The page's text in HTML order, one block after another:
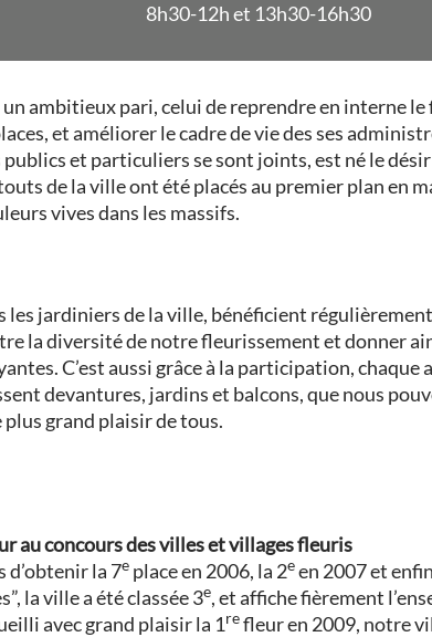
8h30-12h et 13h30-16h30
un ambitieux pari, celui de reprendre en interne
et améliorer le cadre de vie des ses
et particuliers se sont joints, est né le
de la ville ont été placés au premier plan en
vives dans les massifs.
les jardiniers de la ville, bénéficient
la diversité de notre fleurissement et donner
C’est aussi grâce à la participation, chaque
devantures, jardins et balcons, que nous
grand plaisir de tous.
au concours des villes et villages fleuris
d’obtenir la 7e place en 2006, la 2e en 2007 et
la ville a été classée 3e, et affiche fièrement
avec grand plaisir la 1re fleur en 2009, notre